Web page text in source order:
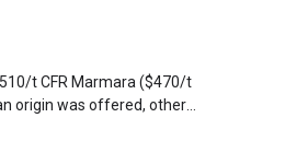
t CFR Marmara ($470/t
origin was offered, other